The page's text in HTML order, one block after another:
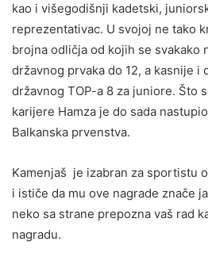
kao i višegodišnji kadetski,
reprezentativac. U svojoj ne tako
brojna odličja od kojih se svakako
državnog prvaka do 12, a kasnije i
državnog TOP-a 8 za juniore. Što
karijere Hamza je do sada
Balkanska prvenstva.
Kamenjaš je izabran za sportistu
i ističe da mu ove nagrade znače
neko sa strane prepozna vaš rad
nagradu.